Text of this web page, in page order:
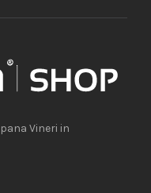
Vineri in